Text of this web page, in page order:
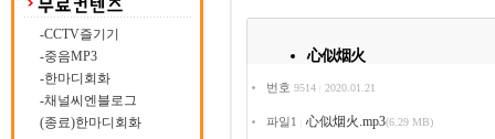
-CCTV즐기기
-중음MP3
-한마디회화
-채널씨엔블로그
(종료)한마디회화
心似烟火
번호 9514 2020.01.21
파일1 心似烟火.mp3(6.29 MB)